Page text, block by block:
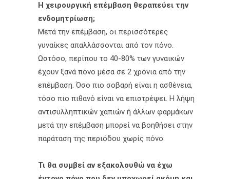
Η χειρουργική επέμβαση θεραπεύει την
ενδομητρίωση;
Μετά την επέμβαση, οι περισσότερες
γυναίκες απαλλάσσονται από τον πόνο.
Ωστόσο, περίπου το 40-80% των γυναικών
έχουν ξανά πόνο μέσα σε 2 χρόνια από την
επέμβαση. Όσο πιο σοβαρή είναι η ασθένεια,
τόσο πιο πιθανό είναι να επιστρέψει. Η λήψη
αντισυλληπτικών χαπιών ή άλλων φαρμάκων
μετά την επέμβαση μπορεί να βοηθήσει στην
παράταση της περιόδου χωρίς πόνο.
Τι θα συμβεί αν εξακολουθώ να έχω